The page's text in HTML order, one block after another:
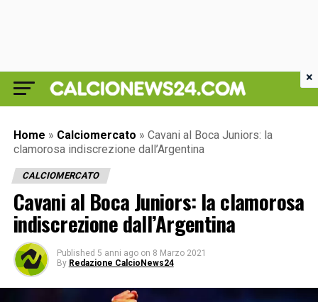
Home » Calciomercato » Cavani al Boca Juniors: la
clamorosa indiscrezione dall’Argentina
CALCIOMERCATO
Cavani al Boca Juniors: la clamorosa
indiscrezione dall’Argentina
Published 5 anni ago on 8 Marzo 2021
By Redazione CalcioNews24
×